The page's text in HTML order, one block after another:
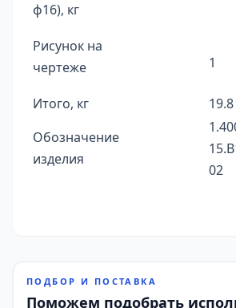
ф16), кг
Рисунок на
чертеже
1
Итого, кг 19.8
Обозначение
изделия
02
ПОДБОР И ПОСТАВКА
Поможем подобрать